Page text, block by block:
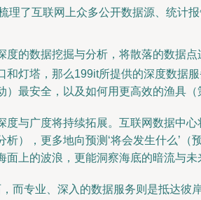
理了互联网上众多公开数据源、统
度的数据挖掘与分析，将散落的数据
和灯塔，那么199it所提供的深度数据
最安全，以及如何用更高效的渔具（
度与广度将持续拓展。互联网数据中
），更多地向预测‘将会发生什么’
上的波浪，更能洞察海底的暗流与未
而专业、深入的数据服务则是抵达